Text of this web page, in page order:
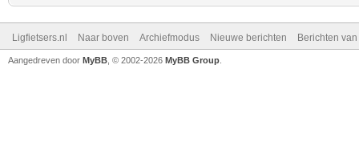
Ligfietsers.nl Naar boven Archiefmodus Nieuwe berichten Berichten
Aangedreven door MyBB , © 2002-2026 MyBB Group